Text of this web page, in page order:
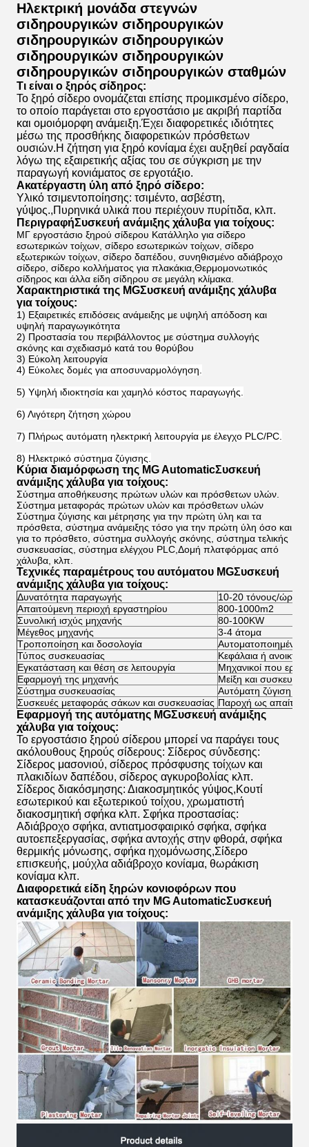
Ηλεκτρική μονάδα στεγνών
σιδηρουργικών σιδηρουργικών
σιδηρουργικών σιδηρουργικών
σιδηρουργικών σιδηρουργικών
σιδηρουργικών σιδηρουργικών σταθμών
Τι είναι ο ξηρός σίδηρος:
Το ξηρό σίδερο ονομάζεται επίσης προμικσμένο σίδερο,
το οποίο παράγεται στο εργοστάσιο με ακριβή παρτίδα
και ομοιόμορφη ανάμειξη.Έχει διαφορετικές ιδιότητες
μέσω της προσθήκης διαφορετικών πρόσθετων
ουσιών.Η ζήτηση για ξηρό κονίαμα έχει αυξηθεί ραγδαία
λόγω της εξαιρετικής αξίας του σε σύγκριση με την
παραγωγή κονιάματος σε εργοτάξιο.
Ακατέργαστη ύλη από ξηρό σίδερο:
Υλικό τσιμεντοποίησης: τσιμέντο, ασβέστη,
γύψος.,Πυρηνικά υλικά που περιέχουν πυρίτιδα, κλπ.
ΠεριγραφήΣυσκευή ανάμιξης χάλυβα για τοίχους:
ΜΓ εργοστάσιο ξηρού σίδερου Κατάλληλο για σίδερο
εσωτερικών τοίχων, σίδερο εσωτερικών τοίχων, σίδερο
εξωτερικών τοίχων, σίδερο δαπέδου, συνηθισμένο αδιάβροχο
σίδερο, σίδερο κολλήματος για πλακάκια,Θερμομονωτικός
σίδηρος και άλλα είδη σίδηρου σε μεγάλη κλίμακα.
Χαρακτηριστικά της MGΣυσκευή ανάμιξης χάλυβα
για τοίχους:
1) Εξαιρετικές επιδόσεις ανάμειξης με υψηλή απόδοση και
υψηλή παραγωγικότητα
2) Προστασία του περιβάλλοντος με σύστημα συλλογής
σκόνης και σχεδιασμό κατά του θορύβου
3) Εύκολη λειτουργία
4) Εύκολες δομές για αποσυναρμολόγηση.
5) Υψηλή ιδιοκτησία και χαμηλό κόστος παραγωγής.
6) Λιγότερη ζήτηση χώρου
7) Πλήρως αυτόματη ηλεκτρική λειτουργία με έλεγχο PLC/PC.
8) Ηλεκτρικό σύστημα ζύγισης.
Κύρια διαμόρφωση της MG AutomaticΣυσκευή
ανάμιξης χάλυβα για τοίχους:
Σύστημα αποθήκευσης πρώτων υλών και πρόσθετων υλών.
Σύστημα μεταφοράς πρώτων υλών και πρόσθετων υλών
Σύστημα ζύγισης και μέτρησης για την πρώτη ύλη και τα
πρόσθετα, σύστημα ανάμειξης τόσο για την πρώτη ύλη όσο και
για το πρόσθετο, σύστημα συλλογής σκόνης, σύστημα τελικής
συσκευασίας, σύστημα ελέγχου PLC,Δομή πλατφόρμας από
χάλυβα, κλπ.
Τεχνικές παραμέτρους του αυτόματου MGΣυσκευή
ανάμιξης χάλυβα για τοίχους:
Δυνατότητα παραγωγής
10-20 τόνους/ώρα
Απαιτούμενη περιοχή εργαστηρίου
800-1000m2
Συνολική ισχύς μηχανής
80-100KW
Μέγεθος μηχανής
3-4 άτομα
Τροποποίηση και δοσολογία
Αυτοματοποιημένο
Τύπος συσκευασίας
Κεφάλαια ή
Εγκατάσταση και θέση σε λειτουργία
Μηχανικοί που
Εφαρμογή της μηχανής
Μείξη και
Σύστημα συσκευασίας
Αυτόματη ζύγιση
Συσκευές μεταφοράς σάκων και συσκευασίας Παροχή ως
Εφαρμογή της αυτόματης MGΣυσκευή ανάμιξης
χάλυβα για τοίχους:
Το εργοστάσιο ξηρού σίδερου μπορεί να παράγει τους
ακόλουθους ξηρούς σίδερους: Σίδερος σύνδεσης:
Σίδερος μασονιού, σίδερος πρόσφυσης τοίχων και
πλακιδίων δαπέδου, σίδερος αγκυροβολίας κλπ.
Σίδερος διακόσμησης: Διακοσμητικός γύψος,Κουτί
εσωτερικού και εξωτερικού τοίχου, χρωματιστή
διακοσμητική σφήκα κλπ. Σφήκα προστασίας:
Αδιάβροχο σφήκα, αντιατμοσφαιρικό σφήκα, σφήκα
αυτοεπεξεργασίας, σφήκα αντοχής στην φθορά, σφήκα
θερμικής μόνωσης, σφήκα ηχομόνωσης,Σίδερο
επισκευής, μούχλα αδιάβροχο κονίαμα, θωράκιση
κονίαμα κλπ.
Διαφορετικά είδη ξηρών κονιοφόρων που
κατασκευάζονται από την MG AutomaticΣυσκευή
ανάμιξης χάλυβα για τοίχους: